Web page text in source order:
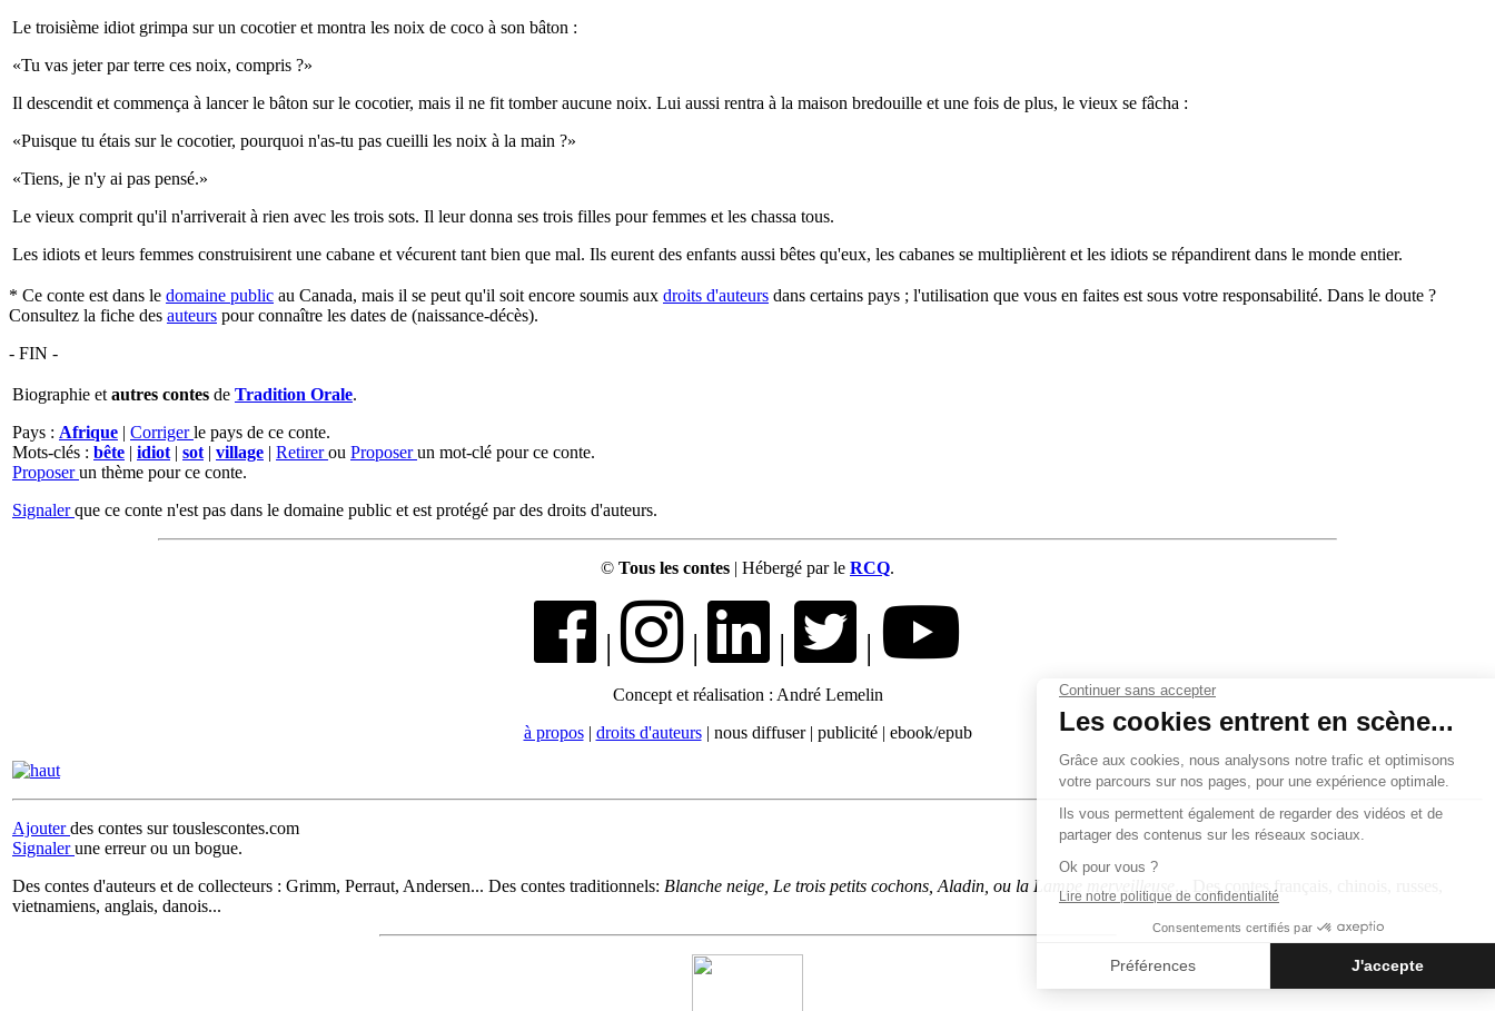
Le troisième idiot grimpa sur un cocotier et montra les noix de coco à son bâton :
«Tu vas jeter par terre ces noix, compris ?»
Il descendit et commença à lancer le bâton sur le cocotier, mais il ne fit tomber aucune noix. Lui aussi rentra à la maison bredouille et une fois de plus, le vieux se fâcha :
«Puisque tu étais sur le cocotier, pourquoi n'as-tu pas cueilli les noix à la main ?»
«Tiens, je n'y ai pas pensé.»
Le vieux comprit qu'il n'arriverait à rien avec les trois sots. Il leur donna ses trois filles pour femmes et les chassa tous.
Les idiots et leurs femmes construisirent une cabane et vécurent tant bien que mal. Ils eurent des enfants aussi bêtes qu'eux, les cabanes se multiplièrent et les idiots se répandirent dans le monde entier.
* Ce conte est dans le domaine public au Canada, mais il se peut qu'il soit encore soumis aux droits d'auteurs dans certains pays ; l'utilisation que vous en faites est sous votre responsabilité. Dans le doute ?
Consultez la fiche des auteurs pour connaître les dates de (naissance-décès).
- FIN -
Biographie et autres contes de Tradition Orale.
Pays : Afrique | Corrigerle pays de ce conte.
Mots-clés : bête | idiot | sot | village | Retirerou Proposerun mot-clé pour ce conte.
Proposerun thème pour ce conte.
Signalerque ce conte n'est pas dans le domaine public et est protégé par des droits d'auteurs.
© Tous les contes | Hébergé par le RCQ.
| | | |
Concept et réalisation : André Lemelin
à propos| droits d'auteurs| nous diffuser | publicité | ebook/epub
Ajouterdes contes sur touslescontes.com
Signalerune erreur ou un bogue.
Des contes d'auteurs et de collecteurs : Grimm, Perraut, Andersen... Des contes traditionnels: Blanche neige, Le trois petits cochons, Aladin, ou la Lampe merveilleuse
... Des contes français, chinois, russes,
vietnamiens, anglais, danois...